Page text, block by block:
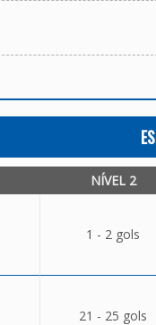
NÍVEL 2
1 - 2 gols
21 - 25 gols